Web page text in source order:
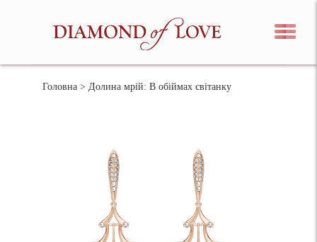
Головна > Долина мрій: В обіймах світанку